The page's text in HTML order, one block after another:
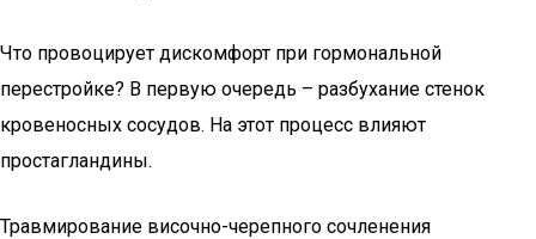
Что провоцирует дискомфорт при гормональной
перестройке? В первую очередь – разбухание стенок
кровеносных сосудов. На этот процесс влияют
простагландины.
Травмирование височно-черепного сочленения